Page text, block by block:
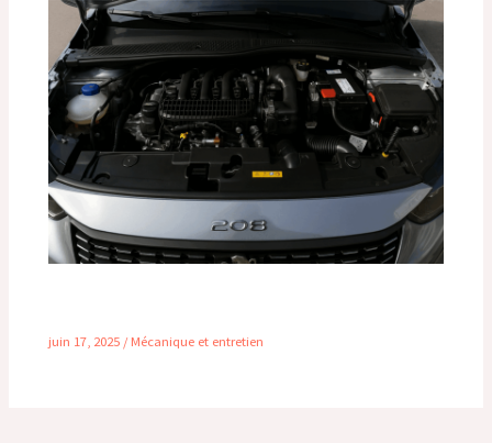
juin 17, 2025 / Mécanique et entretien